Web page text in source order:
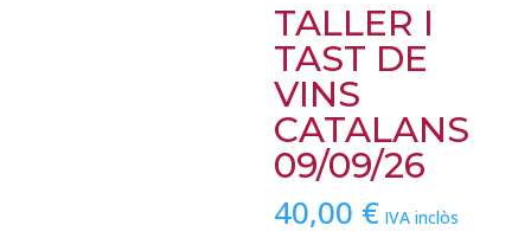
TALLER I
TAST DE
VINS
CATALANS
09/09/26
40,00 € IVA inclòs